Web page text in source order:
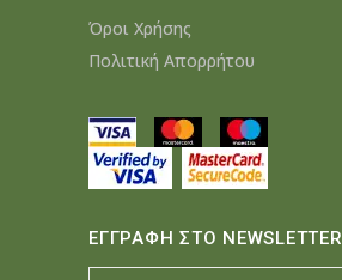
Όροι Χρήσης
Πολιτική Απορρήτου
ΕΓΓΡΑΦΗ ΣΤΟ NEWSLETTER